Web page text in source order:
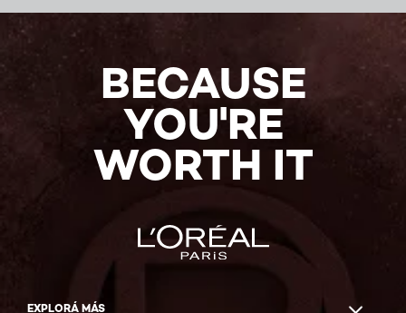
(109
BECAUSE
YOU'RE
WORTH IT
EXPLORÁ MÁS